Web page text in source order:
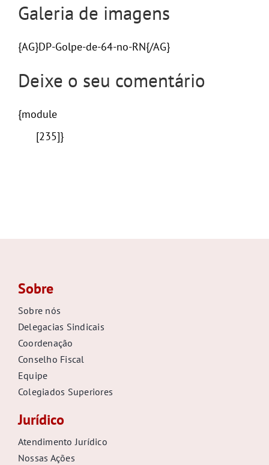
Galeria de imagens
{AG}DP-Golpe-de-64-no-RN{/AG}
Deixe o seu comentário
{module
[235]}
Sobre
Sobre nós
Delegacias Sindicais
Coordenação
Conselho Fiscal
Equipe
Colegiados Superiores
Jurídico
Atendimento Jurídico
Nossas Ações